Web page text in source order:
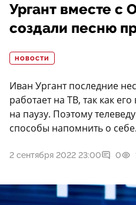
Ургант вместе с
создали песню
НОВОСТИ
Иван Ургант последние
работает на ТВ, так как
на паузу. Поэтому
способы напомнить о себе.
2 сентября 2022 23:00 0